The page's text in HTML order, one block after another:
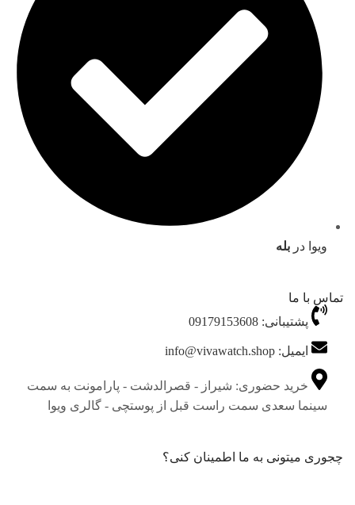
ویوا در بله
تماس با ما
پشتیبانی: 09179153608
ایمیل: info@vivawatch.shop
خرید حضوری: شیراز - قصرالدشت - پارامونت به سمت
سینما سعدی سمت راست قبل از پوستچی - گالری ویوا
چجوری میتونی به ما اطمینان کنی؟